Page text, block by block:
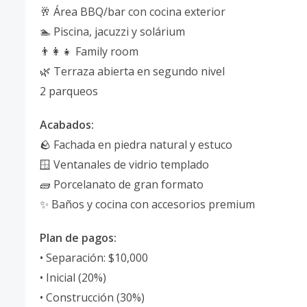
🥂 Área BBQ/bar con cocina exterior
🏊 Piscina, jacuzzi y solárium
👨‍👩‍👧 Family room
🌿 Terraza abierta en segundo nivel
2 parqueos
Acabados:
🪨 Fachada en piedra natural y estuco
🪟 Ventanales de vidrio templado
🧱 Porcelanato de gran formato
✨ Baños y cocina con accesorios premium
Plan de pagos:
• Separación: $10,000
• Inicial (20%)
• Construcción (30%)